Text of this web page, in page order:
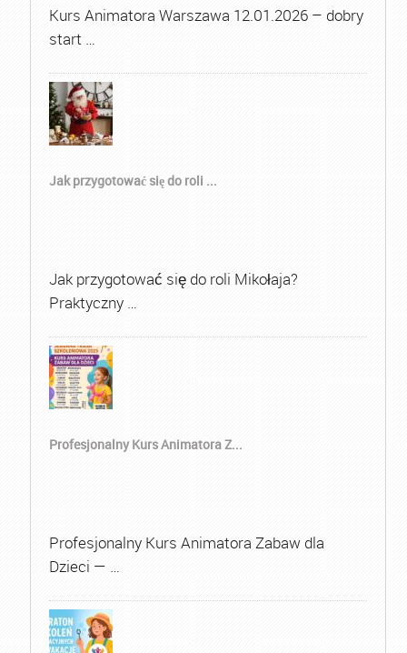
Kurs Animatora Warszawa 12.01.2026 – dobry
start …
Jak przygotować się do roli ...
Jak przygotować się do roli Mikołaja?
Praktyczny …
Profesjonalny Kurs Animatora Z...
Profesjonalny Kurs Animatora Zabaw dla
Dzieci — …